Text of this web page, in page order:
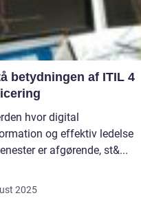
betydningen af ITIL 4
hvor digital
og effektiv ledelse
er afgørende, st&...
2025